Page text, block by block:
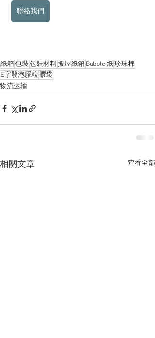
聯絡我們
紙箱包裝包裝材料搬屋紙箱Bubble 紙珍珠棉
E字發泡膠粒膠袋
物流运输
相關文章 查看全部